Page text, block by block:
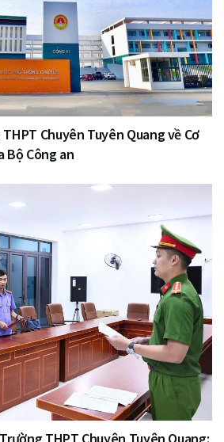
Chuyên Tuyên Quang về Cơ
Bộ Công an
THPT Chuyên Tuyên Quang: